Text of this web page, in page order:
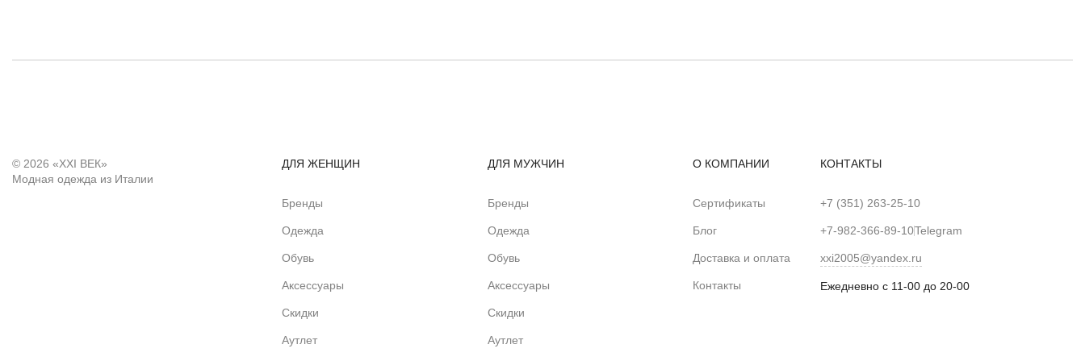
© 2026 «XXI ВЕК»
Модная одежда из Италии
ДЛЯ ЖЕНЩИН
Бренды
Одежда
Обувь
Аксессуары
Скидки
Аутлет
ДЛЯ МУЖЧИН
Бренды
Одежда
Обувь
Аксессуары
Скидки
Аутлет
О КОМПАНИИ
Сертификаты
Блог
Доставка и оплата
Контакты
КОНТАКТЫ
+7 (351) 263-25-10
+7-982-366-89-10Telegram
xxi2005@yandex.ru
Ежедневно с 11-00 до 20-00